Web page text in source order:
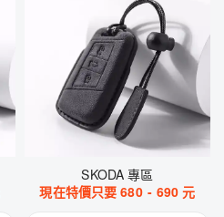
SKODA 專區
現在特價只要680 - 690 元